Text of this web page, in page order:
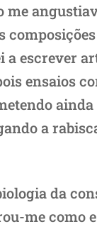
me
a escrever
ensaios
a
da
me como